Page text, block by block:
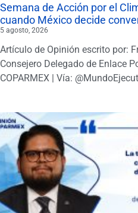
Semana de Acción por el
cuando México decide
5 agosto, 2026
Artículo de Opinión escrito por:
Consejero Delegado de Enlace
COPARMEX | Vía: